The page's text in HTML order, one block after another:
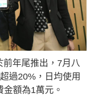
年尾推出，7月八
過20%，日均使用
額為1萬元。